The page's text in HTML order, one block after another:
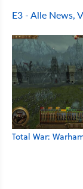
E3 - Alle News,
Total War: